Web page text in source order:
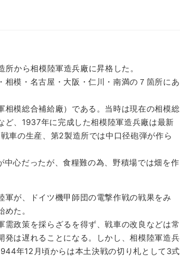
から相模陸軍造兵廠に昇格した。
模・名古屋・大阪・仁川・南満の７箇所にあ
模総合補給廠）である。当時は現在の相模総
、1937年に完成した相模陸軍造兵廠は最新
車の生産、第2製造所では中口径砲弾が作ら
心だったが、食糧難の為、野積場では畑を作
が、ドイツ機甲師団の電撃作戦の戦果をみ
た。
政策を採らざるを得ず、戦車の改良などは常
は遅れることになる。しかし、相模陸軍造兵
年12月頃からは本土決戦の切り札として3式